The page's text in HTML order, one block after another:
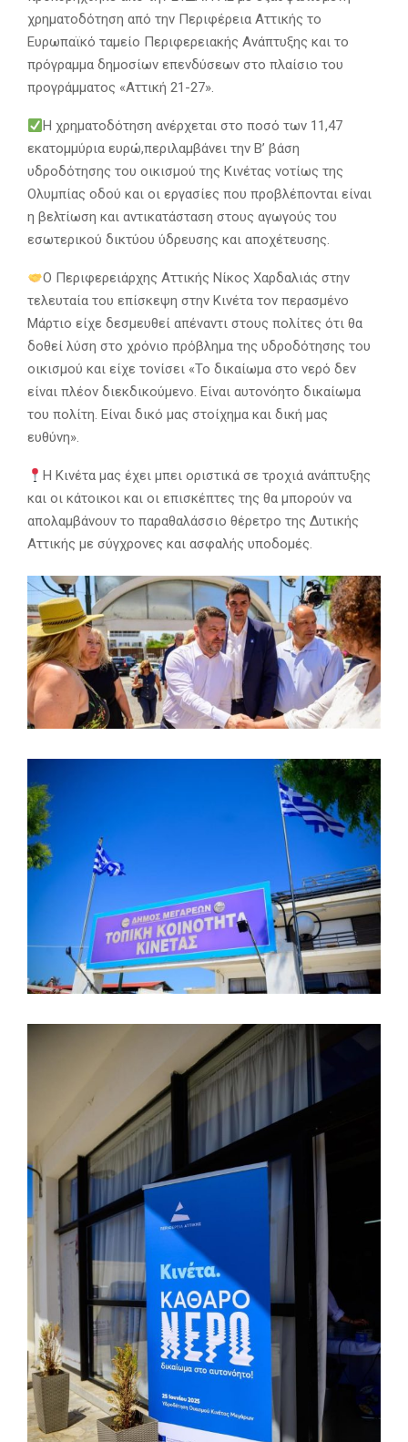
χρηματοδότηση από την Περιφέρεια Αττικής το
Ευρωπαϊκό ταμείο Περιφερειακής Ανάπτυξης και το
πρόγραμμα δημοσίων επενδύσεων στο πλαίσιο του
προγράμματος «Αττική 21-27».
Η χρηματοδότηση ανέρχεται στο ποσό των 11,47
εκατομμύρια ευρώ,περιλαμβάνει την Β’ βάση
υδροδότησης του οικισμού της Κινέτας νοτίως της
Ολυμπίας οδού και οι εργασίες που προβλέπονται είναι
η βελτίωση και αντικατάσταση στους αγωγούς του
εσωτερικού δικτύου ύδρευσης και αποχέτευσης.
Ο Περιφερειάρχης Αττικής Νίκος Χαρδαλιάς στην
τελευταία του επίσκεψη στην Κινέτα τον περασμένο
Μάρτιο είχε δεσμευθεί απέναντι στους πολίτες ότι θα
δοθεί λύση στο χρόνιο πρόβλημα της υδροδότησης του
οικισμού και είχε τονίσει «Το δικαίωμα στο νερό δεν
είναι πλέον διεκδικούμενο. Είναι αυτονόητο δικαίωμα
του πολίτη. Είναι δικό μας στοίχημα και δική μας
ευθύνη».
Η Κινέτα μας έχει μπει οριστικά σε τροχιά ανάπτυξης
και οι κάτοικοι και οι επισκέπτες της θα μπορούν να
απολαμβάνουν το παραθαλάσσιο θέρετρο της Δυτικής
Αττικής με σύγχρονες και ασφαλής υποδομές.